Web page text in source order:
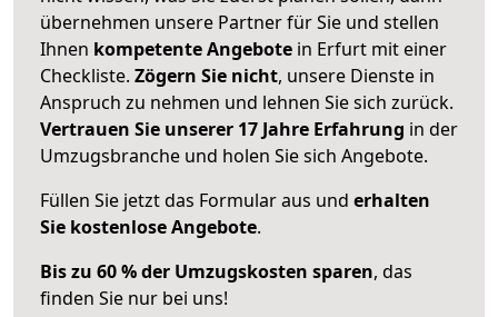
übernehmen unsere Partner für Sie und stellen
Ihnen kompetente Angebote in Erfurt mit einer
Checkliste. Zögern Sie nicht, unsere Dienste in
Anspruch zu nehmen und lehnen Sie sich zurück.
Vertrauen Sie unserer 17 Jahre Erfahrung in der
Umzugsbranche und holen Sie sich Angebote.
Füllen Sie jetzt das Formular aus und erhalten
Sie kostenlose Angebote.
Bis zu 60 % der Umzugskosten sparen, das
finden Sie nur bei uns!